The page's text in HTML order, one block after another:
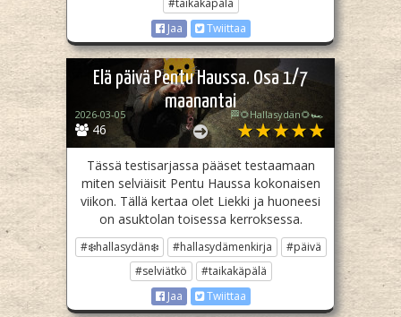
#taikakäpälä
Jaa
Twiittaa
Elä päivä Pentu Haussa. Osa 1/7
maanantai
46
2026-03-05 🏁🌻Hallasydän🌻🏎️
Tässä testisarjassa pääset testaamaan
miten selviäisit Pentu Haussa kokonaisen
viikon. Tällä kertaa olet Liekki ja huoneesi
on asuktolan toisessa kerroksessa.
#❄️hallasydän❄️ #hallasydämenkirja
#päivä
#selviätkö
#taikakäpälä
Jaa
Twiittaa